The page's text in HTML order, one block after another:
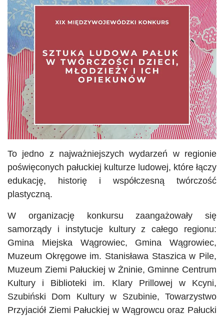
To jedno z najważniejszych wydarzeń w regionie
poświęconych pałuckiej kulturze ludowej, które łączy
edukację, historię i współczesną twórczość
plastyczną.
W organizację konkursu zaangażowały się
samorządy i instytucje kultury z całego regionu:
Gmina Miejska Wągrowiec, Gmina Wągrowiec,
Muzeum Okręgowe im. Stanisława Staszica w Pile,
Muzeum Ziemi Pałuckiej w Żninie, Gminne Centrum
Kultury i Biblioteki im. Klary Prillowej w Kcyni,
Szubiński Dom Kultury w Szubinie, Towarzystwo
Przyjaciół Ziemi Pałuckiej w Wągrowcu oraz Pałucki